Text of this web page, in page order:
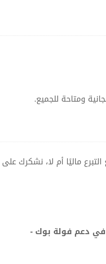
ومتاحة للجميع.
ماليًا أم لا، نشكرك
دعم فولة بوك -